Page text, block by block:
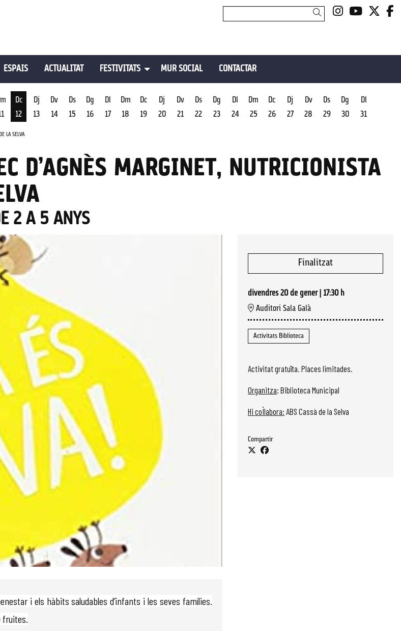
Link aLink a
Cercar
ESPAIS ACTUALITAT FESTIVITATS MUR SOCIAL CONTACTAR
Dc
12
Dj
13
Dv
14
Ds
15
Dg
16
Dl
17
Dm
18
Dc
19
Dj
20
Dv
21
Ds
22
Dg
23
Dl
24
Dm
25
Dc
26
Dj
27
Dv
28
Ds
29
Dg
30
Dl
31
LA SELVA
D’AGNÈS MARGINET, NUTRICIONISTA
2 A 5 ANYS
Finalitzat
divendres 20 de gener| 17:30 h
Auditori Sala Galà
Activitats Biblioteca
Activitat gratuïta. Places limitades.
Organitza: Biblioteca Municipal
Hi col·labora: ABS Cassà de la Selva
Compartir
i els hàbits saludables d’infants i les seves famílies.
fruites.